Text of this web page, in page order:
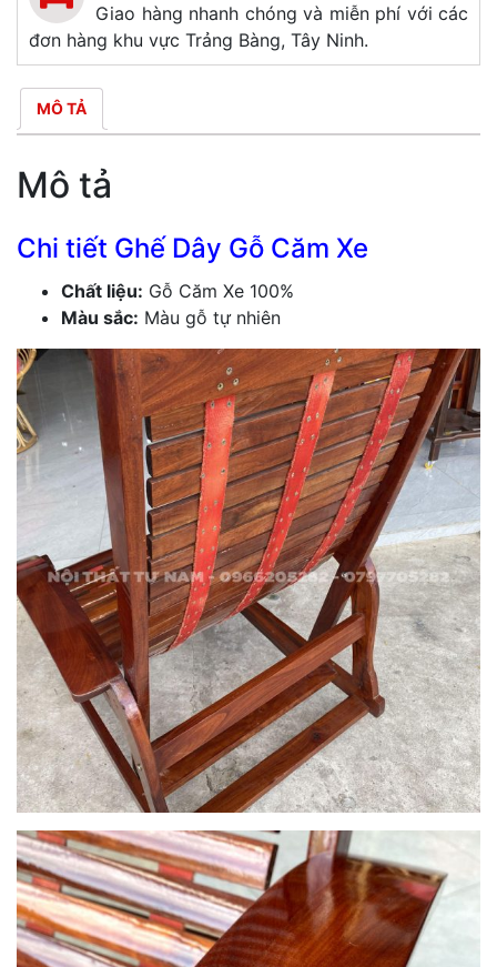
Giao hàng nhanh chóng và miễn phí với các
đơn hàng khu vực Trảng Bàng, Tây Ninh.
MÔ TẢ
Mô tả
Chi tiết Ghế Dây Gỗ Căm Xe
Chất liệu: Gỗ Căm Xe 100%
Màu sắc: Màu gỗ tự nhiên